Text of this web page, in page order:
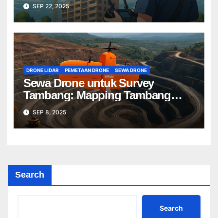
SEP 22, 2025
DRONE LIDAR PEMETAAN DRONE SEWA DRONE
Sewa Drone untuk Survey
Tambang: Mapping Tambang
Profesional Lebih Cepat & Akurat
SEP 8, 2025
Search
Search